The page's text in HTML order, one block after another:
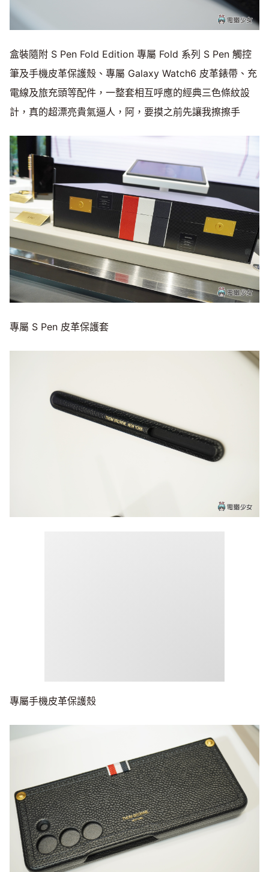
盒裝隨附 S Pen Fold Edition 專屬 Fold 系列 S Pen 觸控
筆及手機皮革保護殼、專屬 Galaxy Watch6 皮革錶帶、充
電線及旅充頭等配件，一整套相互呼應的經典三色條紋設
計，真的超漂亮貴氣逼人，阿，要摸之前先讓我擦擦手
專屬 S Pen 皮革保護套
專屬手機皮革保護殼